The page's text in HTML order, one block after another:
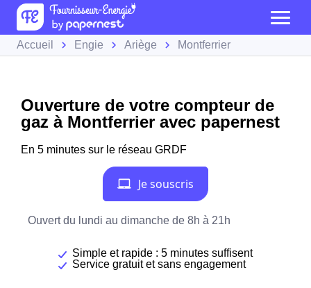
Accueil Engie Ariège Montferrier